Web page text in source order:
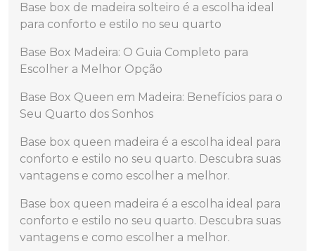
Base box de madeira solteiro é a escolha ideal
para conforto e estilo no seu quarto
Base Box Madeira: O Guia Completo para
Escolher a Melhor Opção
Base Box Queen em Madeira: Benefícios para o
Seu Quarto dos Sonhos
Base box queen madeira é a escolha ideal para
conforto e estilo no seu quarto. Descubra suas
vantagens e como escolher a melhor.
Base box queen madeira é a escolha ideal para
conforto e estilo no seu quarto. Descubra suas
vantagens e como escolher a melhor.